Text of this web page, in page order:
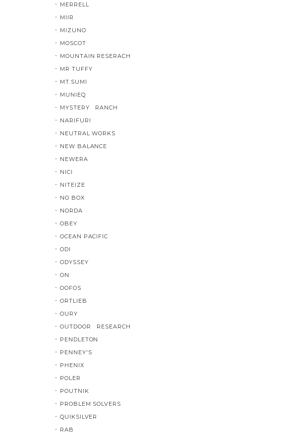
MERRELL
MIIR
MIZUNO
MOSCOT
MOUNTAIN RESERACH
MR TUFFY
MT.SUMI
MUNIEQ
MYSTERY RANCH
NARIFURI
NEUTRAL WORKS
NEW BALANCE
NEWERA
NICI
NITEIZE
NO BOX
NORDA
OBEY
OCEAN PACIFIC
ODI
ODYSSEY
ON
OOFOS
ORTLIEB
OURY
OUTDOOR RESEARCH
PENDLETON
PENNEY'S
PHENIX
POLER
POUTNIK
PROBLEM SOLVERS
QUIKSILVER
RAB